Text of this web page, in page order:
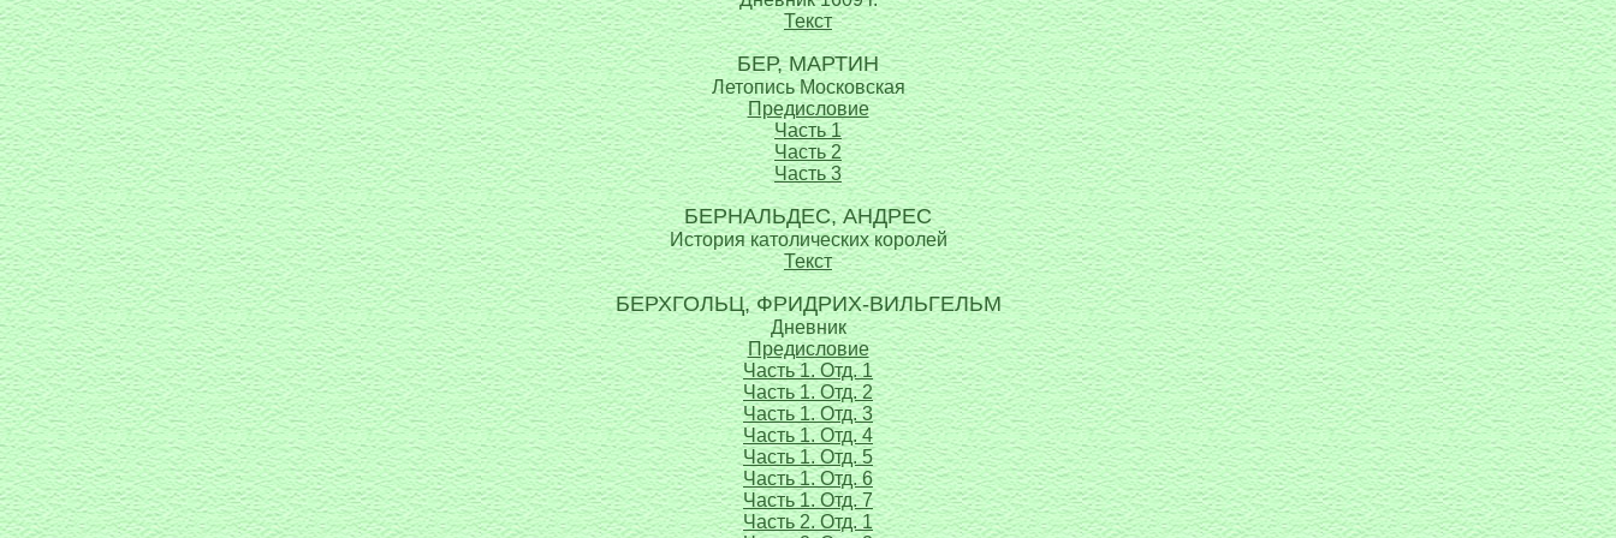
Текст
БЕР, МАРТИН
Летопись Московская
Предисловие
Часть 1
Часть 2
Часть 3
БЕРНАЛЬДЕС, АНДРЕС
История католических королей
Текст
БЕРХГОЛЬЦ, ФРИДРИХ-ВИЛЬГЕЛЬМ
Дневник
Предисловие
Часть 1. Отд. 1
Часть 1. Отд. 2
Часть 1. Отд. 3
Часть 1. Отд. 4
Часть 1. Отд. 5
Часть 1. Отд. 6
Часть 1. Отд. 7
Часть 2. Отд. 1